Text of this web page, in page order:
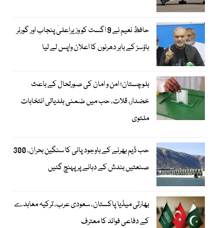
حافظ نعیم نے 9 اگست کو وزیراعلیٰ پنجاب اور گورنر
ہاؤسز کے باہر دھرنوں کا اعلان واپس لے لیا
بلوچستان؛ امن و امان کی صورتحال کے باعث
خضدار، قلات، حب میں ضمنی بلدیاتی انتخابات
ملتوی
حب ڈیم بھرنے کے باوجود پانی کا سنگین بحران، 300
صنعتیں بندش کے دہانے پر پہنچ گئیں
بھارتی میڈیا پاکستان، سعودی عرب، ترکیہ معاہدے
کے دفاعی فوائد کا معترف